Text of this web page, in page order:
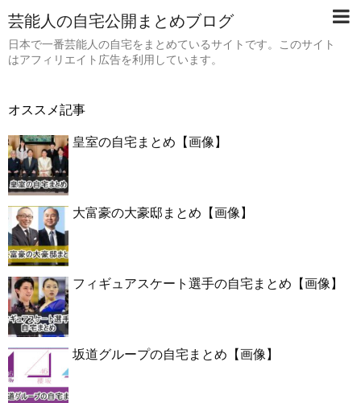
芸能人の自宅公開まとめブログ
日本で一番芸能人の自宅をまとめているサイトです。このサイト
はアフィリエイト広告を利用しています。
オススメ記事
皇室の自宅まとめ【画像】
大富豪の大豪邸まとめ【画像】
フィギュアスケート選手の自宅まとめ【画像】
坂道グループの自宅まとめ【画像】